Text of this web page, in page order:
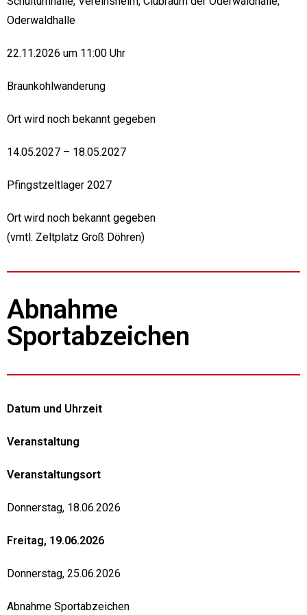
Oderwaldhalle
22.11.2026 um 11:00 Uhr
Braunkohlwanderung
Ort wird noch bekannt gegeben
14.05.2027 – 18.05.2027
Pfingstzeltlager 2027
Ort wird noch bekannt gegeben
(vmtl. Zeltplatz Groß Döhren)
Abnahme
Sportabzeichen
Datum und Uhrzeit
Veranstaltung
Veranstaltungsort
Donnerstag, 18.06.2026
Freitag, 19.06.2026
Donnerstag, 25.06.2026
Abnahme Sportabzeichen